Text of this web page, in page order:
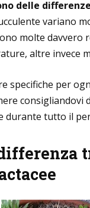
delle differenze
variano
molte davvero
altre invece
specifiche per
consigliandovi
durante tutto il